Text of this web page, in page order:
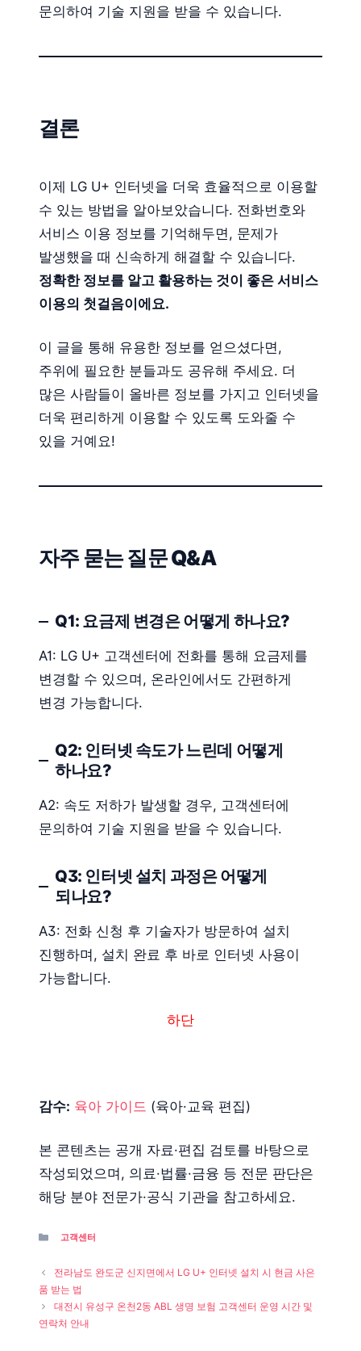
문의하여 기술 지원을 받을 수 있습니다.
결론
이제 LG U+ 인터넷을 더욱 효율적으로 이용할
수 있는 방법을 알아보았습니다. 전화번호와
서비스 이용 정보를 기억해두면, 문제가
발생했을 때 신속하게 해결할 수 있습니다.
정확한 정보를 알고 활용하는 것이 좋은 서비스
이용의 첫걸음이에요.
이 글을 통해 유용한 정보를 얻으셨다면,
주위에 필요한 분들과도 공유해 주세요. 더
많은 사람들이 올바른 정보를 가지고 인터넷을
더욱 편리하게 이용할 수 있도록 도와줄 수
있을 거예요!
자주 묻는 질문 Q&A
Q1: 요금제 변경은 어떻게 하나요?
A1: LG U+ 고객센터에 전화를 통해 요금제를
변경할 수 있으며, 온라인에서도 간편하게
변경 가능합니다.
Q2: 인터넷 속도가 느린데 어떻게
하나요?
A2: 속도 저하가 발생할 경우, 고객센터에
문의하여 기술 지원을 받을 수 있습니다.
Q3: 인터넷 설치 과정은 어떻게
되나요?
A3: 전화 신청 후 기술자가 방문하여 설치
진행하며, 설치 완료 후 바로 인터넷 사용이
가능합니다.
하단
감수: 육아 가이드 (육아·교육 편집)
본 콘텐츠는 공개 자료·편집 검토를 바탕으로
작성되었으며, 의료·법률·금융 등 전문 판단은
해당 분야 전문가·공식 기관을 참고하세요.
Categories
고객센터
전라남도 완도군 신지면에서 LG U+ 인터넷 설치 시 현금 사은
품 받는 법
대전시 유성구 온천2동 ABL 생명 보험 고객센터 운영 시간 및
연락처 안내